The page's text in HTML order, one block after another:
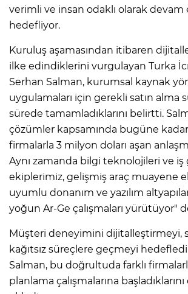
verimli ve insan odaklı olarak
hedefliyor.
Kuruluş aşamasından itibaren
ilke edindiklerini vurgulayan Turka
Serhan Salman, kurumsal kaynak
uygulamaları için gerekli satın alma
sürede tamamladıklarını belirtti.
çözümler kapsamında bugüne
firmalarla 3 milyon doları aşan
Aynı zamanda bilgi teknolojileri ve
ekiplerimiz, gelişmiş araç muayene
uyumlu donanım ve yazılım
yoğun Ar-Ge çalışmaları yürütüyor"
Müşteri deneyimini dijitalleştirmeyi,
kağıtsız süreçlere geçmeyi
Salman, bu doğrultuda farklı
planlama çalışmalarına